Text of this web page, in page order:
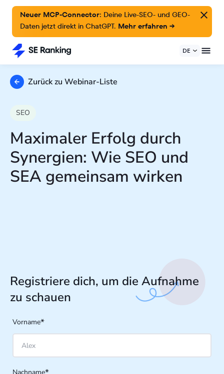
Neuer MCP-Connector: Deine Live-SEO- und GEO-
Daten jetzt direkt in ChatGPT. Mehr erfahren →
DE
Zurück zu Webinar-Liste
SEO
Maximaler Erfolg durch
Synergien: Wie SEO und
SEA gemeinsam wirken
Registriere dich, um die Aufnahme
zu schauen
Vorname*